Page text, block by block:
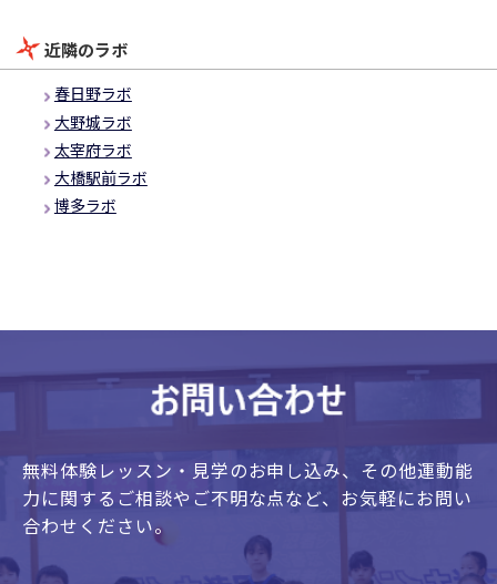
近隣のラボ
春日野ラボ
大野城ラボ
太宰府ラボ
大橋駅前ラボ
博多ラボ
無料体験レッスン・見学のお申し込み、 その他運動能
力に関するご相談やご不明な点など、 お気軽にお問い
合わせください。